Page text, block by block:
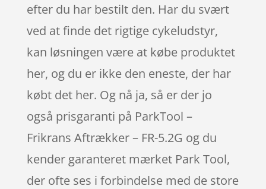
efter du har bestilt den. Har du svært
ved at finde det rigtige cykeludstyr,
kan løsningen være at købe produktet
her, og du er ikke den eneste, der har
købt det her. Og nå ja, så er der jo
også prisgaranti på ParkTool –
Frikrans Aftrækker – FR-5.2G og du
kender garanteret mærket Park Tool,
der ofte ses i forbindelse med de store